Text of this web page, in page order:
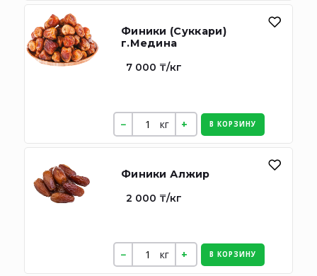
Финики (Суккари)
г.Медина
7 000 ₸/кг
кг В КОРЗИНУ
Финики Алжир
2 000 ₸/кг
кг В КОРЗИНУ